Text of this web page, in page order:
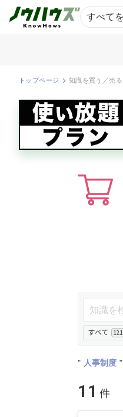
トップページ 知識を買う／売る
すべて 121
" 人事制度 "
11